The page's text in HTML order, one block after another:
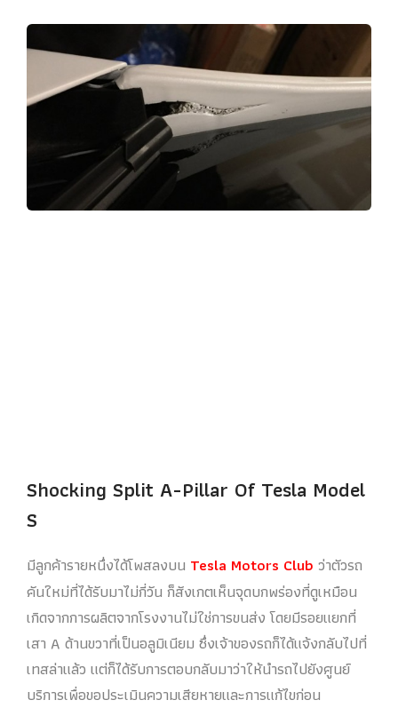
Shocking Split A-Pillar Of Tesla Model
S
มีลูกค้ารายหนึ่งได้โพสลงบน Tesla Motors Club ว่าตัวรถ
คันใหม่ที่ได้รับมาไม่กี่วัน ก็สังเกตเห็นจุดบกพร่องที่ดูเหมือน
เกิดจากการผลิตจากโรงงานไม่ใช่การขนส่ง โดยมีรอยแยกที่
เสา A ด้านขวาที่เป็นอลูมิเนียม ซึ่งเจ้าของรถก็ได้แจ้งกลับไปที่
เทสล่าแล้ว แต่ก็ได้รับการตอบกลับมาว่าให้นำรถไปยังศูนย์
บริการเพื่อขอประเมินความเสียหายและการแก้ไขก่อน